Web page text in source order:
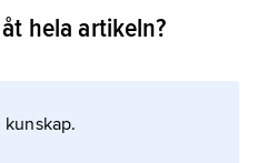
hela artikeln?